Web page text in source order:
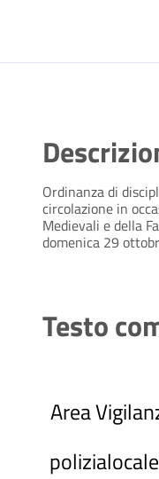
Ordinanza di
circolazione in
Medievali e della
domenica 29
Testo
Area